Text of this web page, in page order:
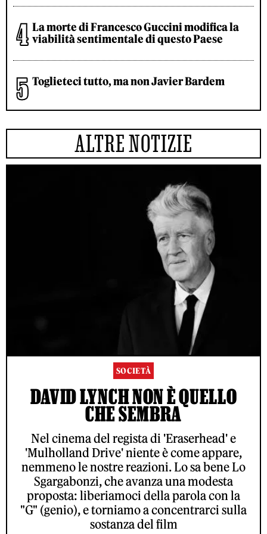
La morte di Francesco Guccini modifica la
viabilità sentimentale di questo Paese
Toglieteci tutto, ma non Javier Bardem
ALTRE NOTIZIE
SOCIETÀ
DAVID LYNCH NON È QUELLO
CHE SEMBRA
Nel cinema del regista di 'Eraserhead' e
'Mulholland Drive' niente è come appare,
nemmeno le nostre reazioni. Lo sa bene Lo
Sgargabonzi, che avanza una modesta
proposta: liberiamoci della parola con la
"G" (genio), e torniamo a concentrarci sulla
sostanza del film